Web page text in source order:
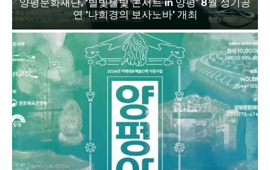
연 ‘나희경의 보사노바’ 개최